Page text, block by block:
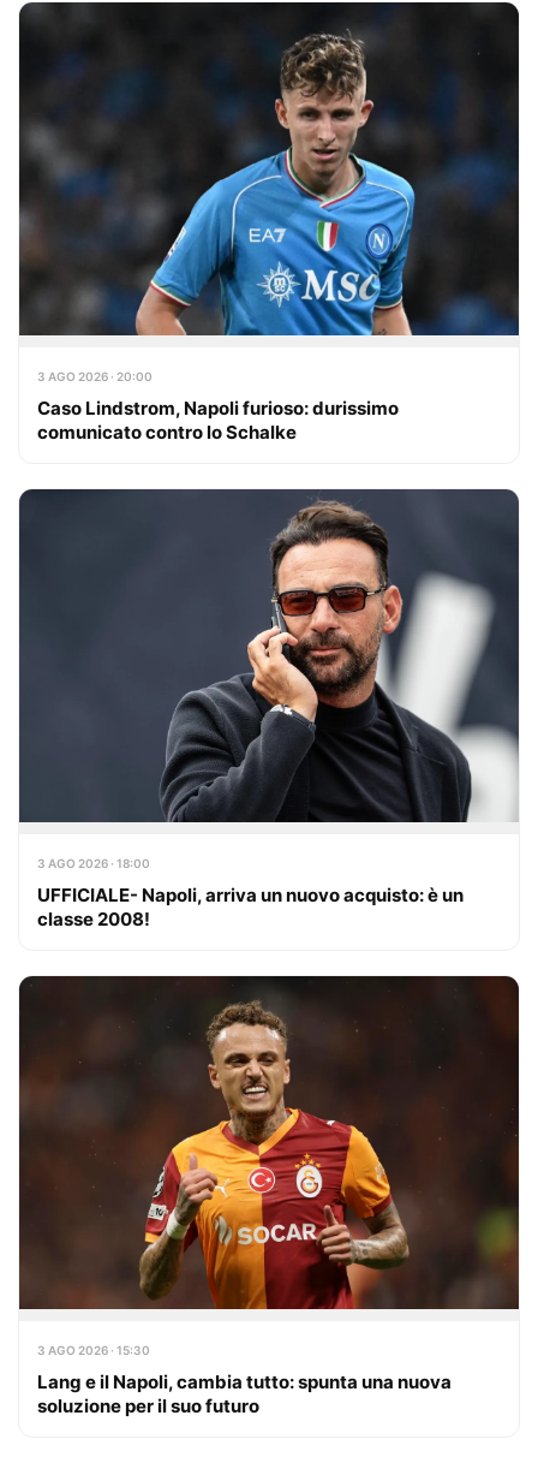
3 AGO 2026 · 20:00
Caso Lindstrom, Napoli furioso: durissimo
comunicato contro lo Schalke
3 AGO 2026 · 18:00
UFFICIALE- Napoli, arriva un nuovo acquisto: è un
classe 2008!
3 AGO 2026 · 15:30
Lang e il Napoli, cambia tutto: spunta una nuova
soluzione per il suo futuro